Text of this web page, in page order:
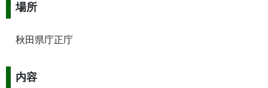
場所
秋田県庁正庁
内容